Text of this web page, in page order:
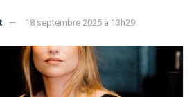
18 septembre 2025 à 13h29